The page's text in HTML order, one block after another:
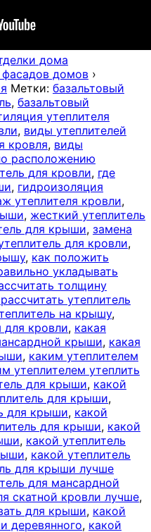
дома
домов ›
Метки: базальтовый
, базальтовый
утеплителя
, виды утеплителей
кровля, виды
расположению
для кровли, где
, гидроизоляция
утеплителя кровли,
, жесткий утеплитель
для крыши, замена
для кровли,
, как положить
укладывать
толщину
утеплитель
на крышу,
для кровли, какая
крыши, какая
, каким утеплителем
утеплителем утеплить
для крыши, какой
для крыши,
для крыши, какой
для крыши, какой
, какой утеплитель
, какой утеплитель
для крыши лучше
для мансардной
скатной кровли лучше,
для крыши, какой
деревянного, какой